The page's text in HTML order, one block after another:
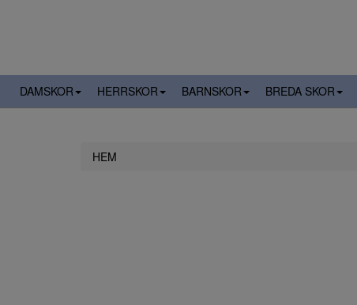
DAMSKOR HERRSKOR BARNSKOR BREDA SKOR
HEM